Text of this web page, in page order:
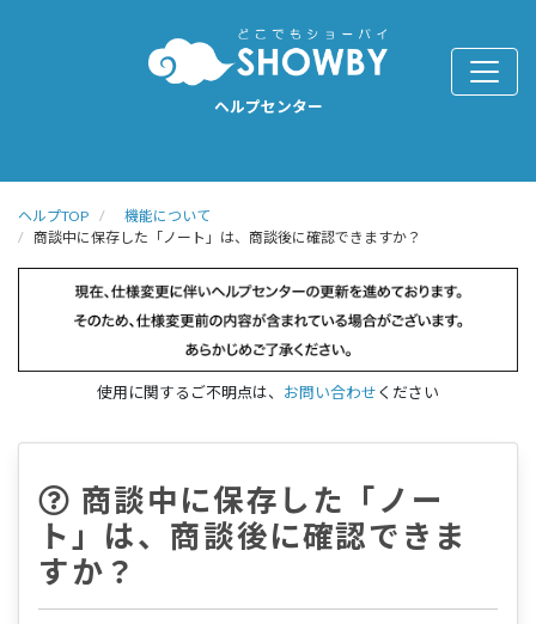
ヘルプセンター
ヘルプTOP
機能について
商談中に保存した「ノート」は、商談後に確認できますか？
使用に関するご不明点は、 お問い合わせください
商談中に保存した「ノー
ト」は、商談後に確認できま
すか？